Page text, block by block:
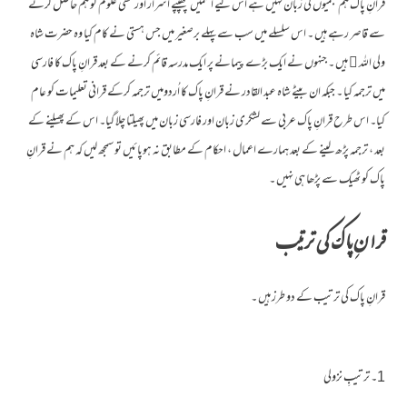
قرانِ پاک ہم عجمیوں کی زبان نہیں ہے اس لیے ا سمیں چھپپے اسرار اور مخفی علوم کو ہم حاصل کرنے
سے قاصر رہے ہیں ۔ اس سلسلے میں سب سے پہلے برصغیر میں جس ہستی نے کام کیا وہ حضرت شاہ
ولی اللہ ﷫ ہیں ۔ جنہوں نے ایک بڑے پیمانے پر ایک مدرسہ قائم کرنے کے بعد قرانِ پاک کا فارسی
میں ترجمہ کیا ۔ جبکہ ان بیٹے شاہ عبد القادر نے قرانِ پاک کا اُردومیں ترجمہ کرکے قرانی تعلیمات کو عام
کیا۔ اس طرح قرانِ پاک عربی سے لشکری زبان اور فارسی زبان میں پھیلتا چلا گیا۔ اس کے پھیلنے کے
بعد ، ترجمہ پڑھ لینے کے بعد ہمارے اعمال ، احکام کے مطابق نہ ہوپائیں تو سمجھ لیں کہ ہم نے قرانِ
پاک کو ٹھیک سے پڑھا ہی نہیں ۔
قرانِ پاک کی ترتیب
قرانِ پاک کی ترتیب کے دو طرز ہیں ۔
1۔ ترتیبِ نزولی